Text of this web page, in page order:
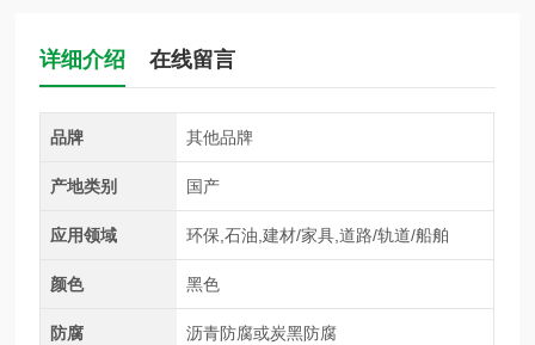
详细介绍 在线留言
品牌 其他品牌
产地类别 国产
应用领域 环保,石油,建材/家具,道路/轨道/船舶
颜色 黑色
防腐 沥青防腐或炭黑防腐